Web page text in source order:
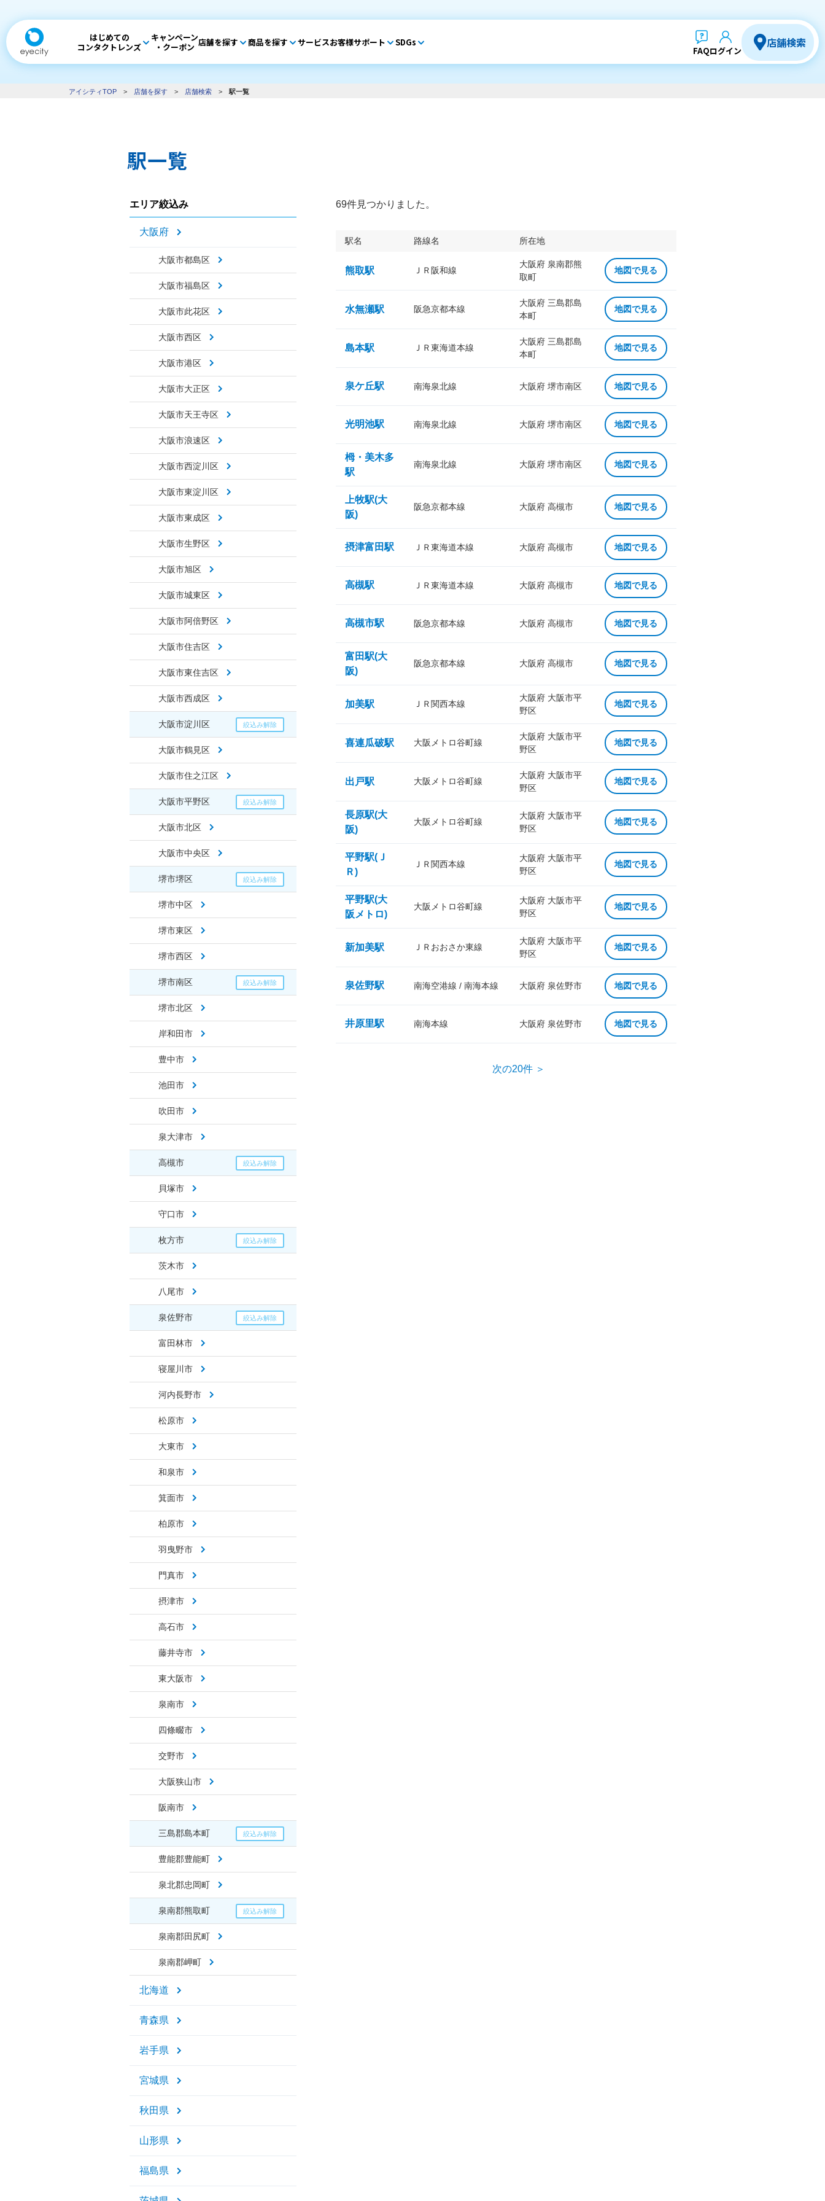
はじめての
コンタクトレンズ
キャンペーン
・クーポン 店舗を探す 商品を探す サービスお客様サポート SDGs
FAQログイン
店舗検索
アイシティTOP > 店舗を探す > 店舗検索 > 駅一覧
駅一覧
エリア絞込み
大阪府
大阪市都島区
大阪市福島区
大阪市此花区
大阪市西区
大阪市港区
大阪市大正区
大阪市天王寺区
大阪市浪速区
大阪市西淀川区
大阪市東淀川区
大阪市東成区
大阪市生野区
大阪市旭区
大阪市城東区
大阪市阿倍野区
大阪市住吉区
大阪市東住吉区
大阪市西成区
大阪市淀川区
大阪市鶴見区
大阪市住之江区
大阪市平野区
大阪市北区
大阪市中央区
堺市堺区
堺市中区
堺市東区
堺市西区
堺市南区
堺市北区
岸和田市
豊中市
池田市
吹田市
泉大津市
高槻市
貝塚市
守口市
枚方市
茨木市
八尾市
泉佐野市
富田林市
寝屋川市
河内長野市
松原市
大東市
和泉市
箕面市
柏原市
羽曳野市
門真市
摂津市
高石市
藤井寺市
東大阪市
泉南市
四條畷市
交野市
大阪狭山市
阪南市
三島郡島本町
豊能郡豊能町
泉北郡忠岡町
泉南郡熊取町
泉南郡田尻町
泉南郡岬町
北海道
青森県
岩手県
宮城県
秋田県
山形県
福島県
69件見つかりました。
駅名 路線名 所在地
熊取駅 ＪＲ阪和線
大阪府 泉南郡熊
取町
地図で見る
水無瀬駅 阪急京都本線
大阪府 三島郡島
本町
地図で見る
島本駅 ＪＲ東海道本線
大阪府 三島郡島
本町
地図で見る
泉ケ丘駅 南海泉北線 大阪府 堺市南区 地図で見る
光明池駅 南海泉北線 大阪府 堺市南区 地図で見る
栂・美木多
駅
南海泉北線 大阪府 堺市南区 地図で見る
上牧駅(大
阪)
阪急京都本線 大阪府 高槻市 地図で見る
摂津富田駅 ＪＲ東海道本線 大阪府 高槻市 地図で見る
高槻駅 ＪＲ東海道本線 大阪府 高槻市 地図で見る
高槻市駅 阪急京都本線 大阪府 高槻市 地図で見る
富田駅(大
阪)
阪急京都本線 大阪府 高槻市 地図で見る
加美駅 ＪＲ関西本線
大阪府 大阪市平
野区
地図で見る
喜連瓜破駅 大阪メトロ谷町線
大阪府 大阪市平
野区
地図で見る
出戸駅 大阪メトロ谷町線
大阪府 大阪市平
野区
地図で見る
長原駅(大
阪)
大阪メトロ谷町線
大阪府 大阪市平
野区
地図で見る
平野駅(Ｊ
Ｒ)
ＪＲ関西本線
大阪府 大阪市平
野区
地図で見る
平野駅(大
阪メトロ)
大阪メトロ谷町線
大阪府 大阪市平
野区
地図で見る
新加美駅 ＪＲおおさか東線
大阪府 大阪市平
野区
地図で見る
泉佐野駅 南海空港線 / 南海本線 大阪府 泉佐野市 地図で見る
井原里駅 南海本線 大阪府 泉佐野市 地図で見る
次の20件 ＞